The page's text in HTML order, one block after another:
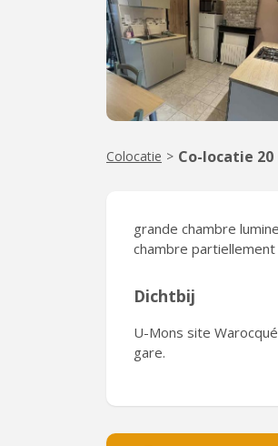
Colocatie > Co-locatie 20
grande chambre
chambre
Dichtbij
U-Mons site
gare.